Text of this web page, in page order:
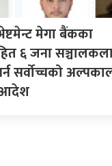
मेगा बैंकका
६ जना
सर्वोच्चको
आदेश